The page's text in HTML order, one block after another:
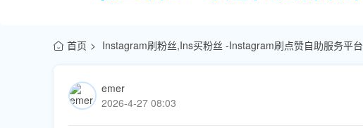
首页 Instagram刷粉丝,Ins买粉丝 -Instagram刷点赞自助服务平台
emer
2026-4-27 08:03